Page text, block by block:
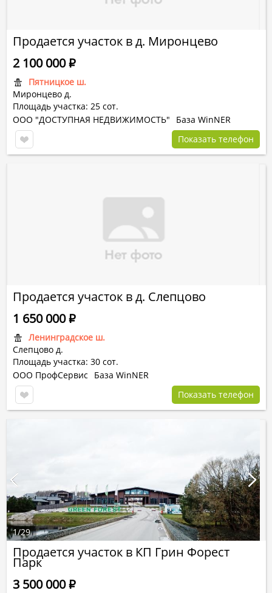
Продается участок в д. Миронцево
Пятницкое ш.
Миронцево д.
Площадь участка: 25 сот.
2 100 000Р
ООО "ДОСТУПНАЯ НЕДВИЖИМОСТЬ"
База WinNER
Показать телефон
Продается участок в д. Слепцово
Ленинградское ш.
Слепцово д.
Площадь участка: 30 сот.
1 650 000Р
ООО ПрофСервис
База WinNER
Показать телефон
Продается участок в КП Грин Форест
Парк
3 500 000Р
1/29